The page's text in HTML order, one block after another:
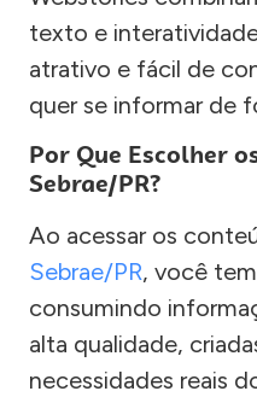
texto e
atrativo e fácil de
quer se informar de
Por Que Escolher
Sebrae/PR?
Ao acessar os
Sebrae/PR, você
consumindo
alta qualidade,
necessidades reais